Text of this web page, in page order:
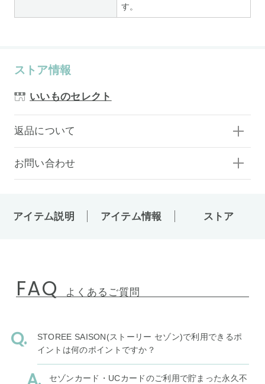
す。
ストア情報
いいものセレクト
返品について
お問い合わせ
アイテム説明 アイテム情報 ストア
FAQ よくあるご質問
STOREE SAISON(ストーリー セゾン)で利用できるポ
イントは何のポイントですか？
セゾンカード・UCカードのご利用で貯まった永久不